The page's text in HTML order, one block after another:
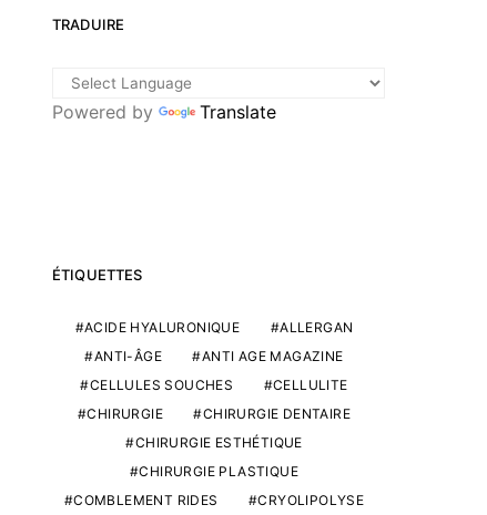
TRADUIRE
Powered by Translate
ÉTIQUETTES
ACIDE HYALURONIQUE
ALLERGAN
ANTI-ÂGE
ANTI AGE MAGAZINE
CELLULES SOUCHES
CELLULITE
CHIRURGIE
CHIRURGIE DENTAIRE
CHIRURGIE ESTHÉTIQUE
CHIRURGIE PLASTIQUE
COMBLEMENT RIDES
CRYOLIPOLYSE